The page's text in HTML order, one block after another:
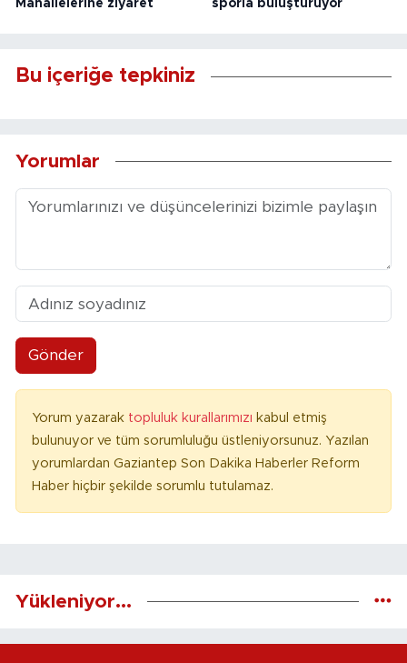
Mahallelerine ziyaret sporla buluşturuyor
Bu içeriğe tepkiniz
Yorumlar
Gönder
Yorum yazarak topluluk kurallarımızı kabul etmiş
bulunuyor ve tüm sorumluluğu üstleniyorsunuz. Yazılan
yorumlardan Gaziantep Son Dakika Haberler Reform
Haber hiçbir şekilde sorumlu tutulamaz.
Yükleniyor...